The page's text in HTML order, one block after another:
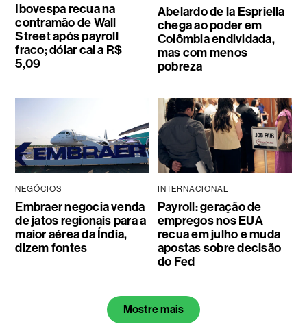
Ibovespa recua na
contramão de Wall
Street após payroll
fraco; dólar cai a R$
5,09
Abelardo de la Espriella
chega ao poder em
Colômbia endividada,
mas com menos
pobreza
NEGÓCIOS
Embraer negocia venda
de jatos regionais para a
maior aérea da Índia,
dizem fontes
INTERNACIONAL
Payroll: geração de
empregos nos EUA
recua em julho e muda
apostas sobre decisão
do Fed
Mostre mais